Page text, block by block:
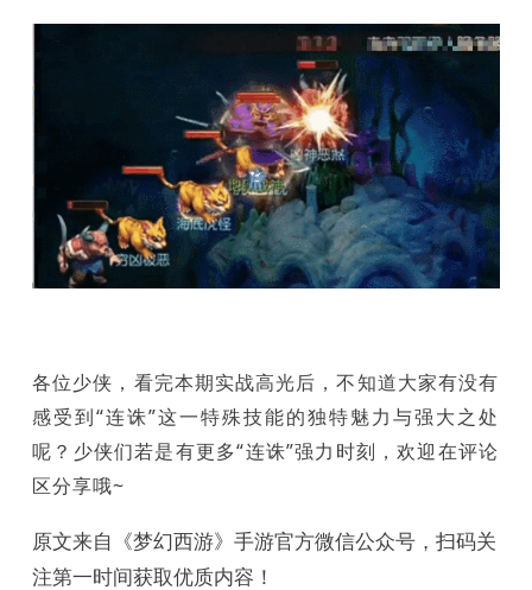
各位少侠，看完本期实战高光后，不知道大家有没有
感受到“连诛”这一特殊技能的独特魅力与强大之处
呢？少侠们若是有更多“连诛”强力时刻，欢迎在评论
区分享哦~
原文来自《梦幻西游》手游官方微信公众号，扫码关
注第一时间获取优质内容！